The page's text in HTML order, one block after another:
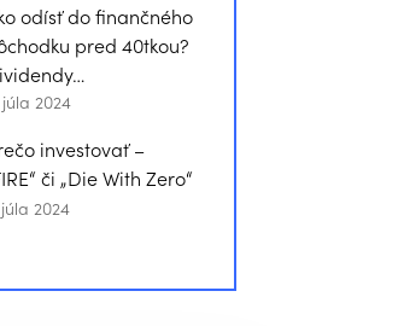
odísť do finančného
pred 40tkou?
2024
investovať –
či „Die With Zero“
2024